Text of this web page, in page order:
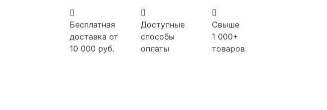
Бесплатная
доставка от
10 000 руб.
Доступные
способы
оплаты
Свыше
1 000+
товаров